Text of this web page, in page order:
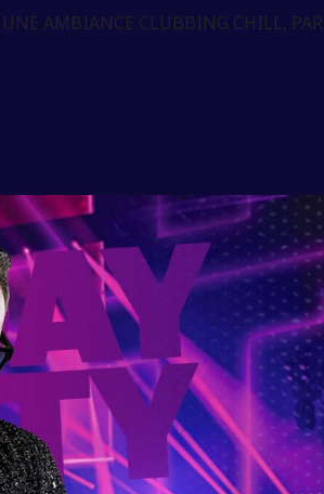
AMBIANCE CLUBBING CHILL,